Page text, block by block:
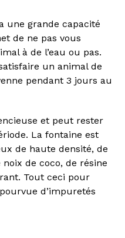
une grande capacité
de ne pas vous
à de l’eau ou pas.
un animal de
pendant 3 jours au
et peut rester
La fontaine est
de haute densité, de
de coco, de résine
Tout ceci pour
d’impuretés